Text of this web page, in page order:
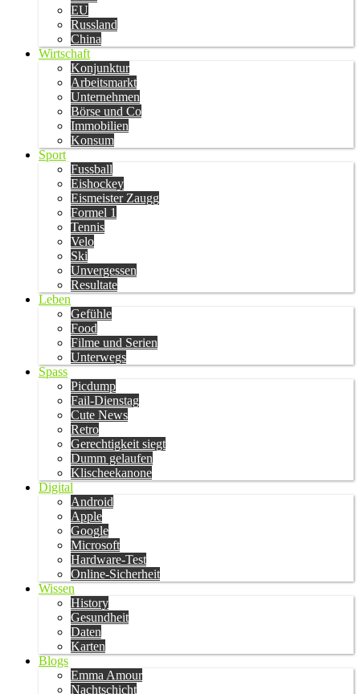
EU
Russland
China
Wirtschaft
Konjunktur
Arbeitsmarkt
Unternehmen
Börse und Co
Immobilien
Konsum
Sport
Fussball
Eishockey
Eismeister Zaugg
Formel 1
Tennis
Velo
Ski
Unvergessen
Resultate
Leben
Gefühle
Food
Filme und Serien
Unterwegs
Spass
Picdump
Fail-Dienstag
Cute News
Retro
Gerechtigkeit siegt
Dumm gelaufen
Klischeekanone
Digital
Android
Apple
Google
Microsoft
Hardware-Test
Online-Sicherheit
Wissen
History
Gesundheit
Daten
Karten
Blogs
Emma Amour
Nachtschicht